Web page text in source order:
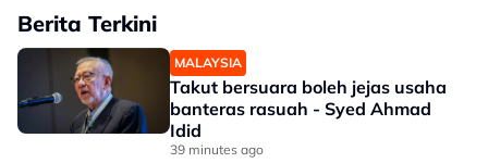
Berita Terkini
MALAYSIA
Takut bersuara boleh jejas usaha
banteras rasuah - Syed Ahmad
Idid
39 minutes ago